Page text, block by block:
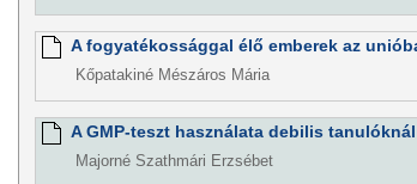
A fogyatékossággal élő emberek az
Kőpatakiné Mészáros Mária
A GMP-teszt használata debilis tanulóknál
Majorné Szathmári Erzsébet